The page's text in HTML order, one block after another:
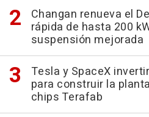
Changan renueva el
rápida de hasta 200
suspensión mejorada
Tesla y SpaceX
para construir la
chips Terafab